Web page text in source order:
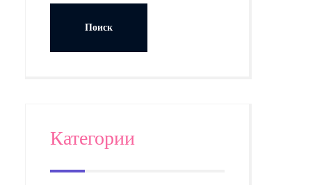
Категории